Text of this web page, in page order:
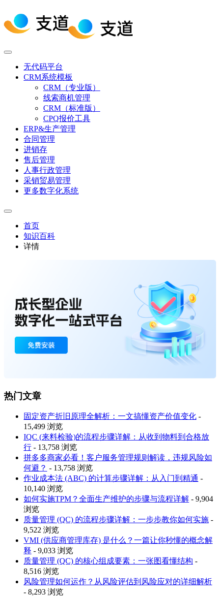
无代码平台
CRM系统模板
CRM（专业版）
线索商机管理
CRM（标准版）
CPQ报价工具
ERP&生产管理
合同管理
进销存
售后管理
人事行政管理
采销贸易管理
更多数字化系统
首页
知识百科
详情
热门文章
固定资产折旧原理全解析：一文搞懂资产价值变化 -
15,499 浏览
IQC (来料检验)的流程步骤详解：从收到物料到合格放
行 - 13,758 浏览
拼多多商家必看！客户服务管理规则解读，违规风险如
何避？ - 13,758 浏览
作业成本法 (ABC) 的计算步骤详解：从入门到精通 -
10,140 浏览
如何实施TPM？全面生产维护的步骤与流程详解 - 9,904
浏览
质量管理 (QC) 的流程步骤详解：一步步教你如何实施 -
9,522 浏览
VMI (供应商管理库存) 是什么？一篇让你秒懂的概念解
释 - 9,033 浏览
质量管理 (QC) 的核心组成要素：一张图看懂结构 -
8,516 浏览
风险管理如何运作？从风险评估到风险应对的详细解析
- 8,293 浏览